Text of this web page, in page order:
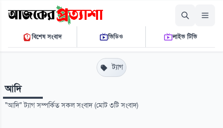
শুক্রবার, ০৭ আগস্ট ২০২৬
০৪:৪৪:০০ এ.এম.THE DAILY AJKER PROTTASHA
বিশেষ সংবাদ ভিডিও লাইভ টিভি
ট্যাগ
আদি
"আদি" ট্যাগ সম্পর্কিত সকল সংবাদ (মোট ৩টি সংবাদ)